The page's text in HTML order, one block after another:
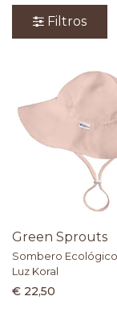
Filtros
Green Sprouts
Sombero
Luz Koral
€ 22,50